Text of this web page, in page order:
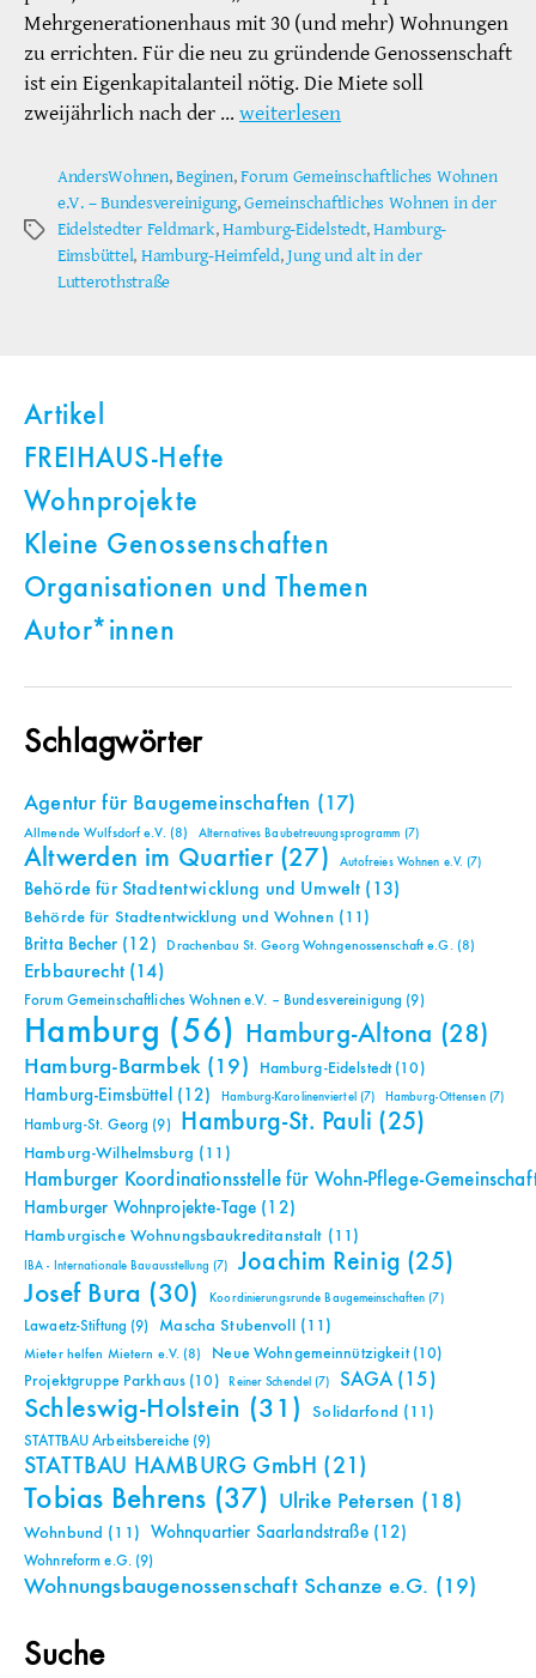
Mehrgenerationenhaus mit 30 (und mehr) Wohnungen
zu errichten. Für die neu zu gründende Genossenschaft
ist ein Eigenkapitalanteil nötig. Die Miete soll
zweijährlich nach der … weiterlesen
Schlagwörter
AndersWohnen,Beginen,Forum Gemeinschaftliches Wohnen
e.V. – Bundesvereinigung,Gemeinschaftliches Wohnen in der
Eidelstedter Feldmark,Hamburg-Eidelstedt,Hamburg-
Eimsbüttel, Hamburg-Heimfeld,Jung und alt in der
Lutterothstraße
Artikel
FREIHAUS-Hefte
Wohnprojekte
Kleine Genossenschaften
Organisationen und Themen
Autor*innen
Schlagwörter
Agentur für Baugemeinschaften (17)
Allmende Wulfsdorf e.V. (8) Alternatives Baubetreuungsprogramm (7)
Altwerden im Quartier(27) Autofreies Wohnen e.V. (7)
Behörde für Stadtentwicklung und Umwelt (13)
Behörde für Stadtentwicklung und Wohnen(11)
Britta Becher(12) Drachenbau St. Georg Wohngenossenschaft e.G. (8)
Erbbaurecht(14)
Forum Gemeinschaftliches Wohnen e.V. – Bundesvereinigung (9)
Hamburg (56) Hamburg-Altona (28)
Hamburg-Barmbek (19) Hamburg-Eidelstedt(10)
Hamburg-Eimsbüttel (12) Hamburg-Karolinenviertel (7) Hamburg-Ottensen(7)
Hamburg-St. Georg (9) Hamburg-St. Pauli (25)
Hamburg-Wilhelmsburg (11)
Hamburger Koordinationsstelle für Wohn-Pflege-
Hamburger Wohnprojekte-Tage (12)
Hamburgische Wohnungsbaukreditanstalt (11)
IBA - Internationale Bauausstellung (7) Joachim Reinig (25)
Josef Bura (30) Koordinierungsrunde Baugemeinschaften (7)
Lawaetz-Stiftung (9) Mascha Stubenvoll (11)
Mieter helfen Mietern e.V. (8) Neue Wohngemeinnützigkeit(10)
Projektgruppe Parkhaus (10) Reiner Schendel (7) SAGA(15)
Schleswig-Holstein (31) Solidarfond (11)
STATTBAU Arbeitsbereiche (9)
STATTBAU HAMBURG GmbH (21)
Tobias Behrens (37) Ulrike Petersen (18)
Wohnbund (11) Wohnquartier Saarlandstraße(12)
Wohnreform e.G.(9)
Wohnungsbaugenossenschaft Schanze e.G. (19)
Suche